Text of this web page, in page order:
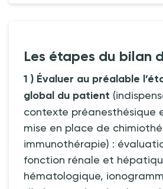
Les étapes du bilan
1 ) Évaluer au préalable
global du patient
contexte préanesthésique
mise en place de
immunothérapie) :
fonction rénale et
hématologique,